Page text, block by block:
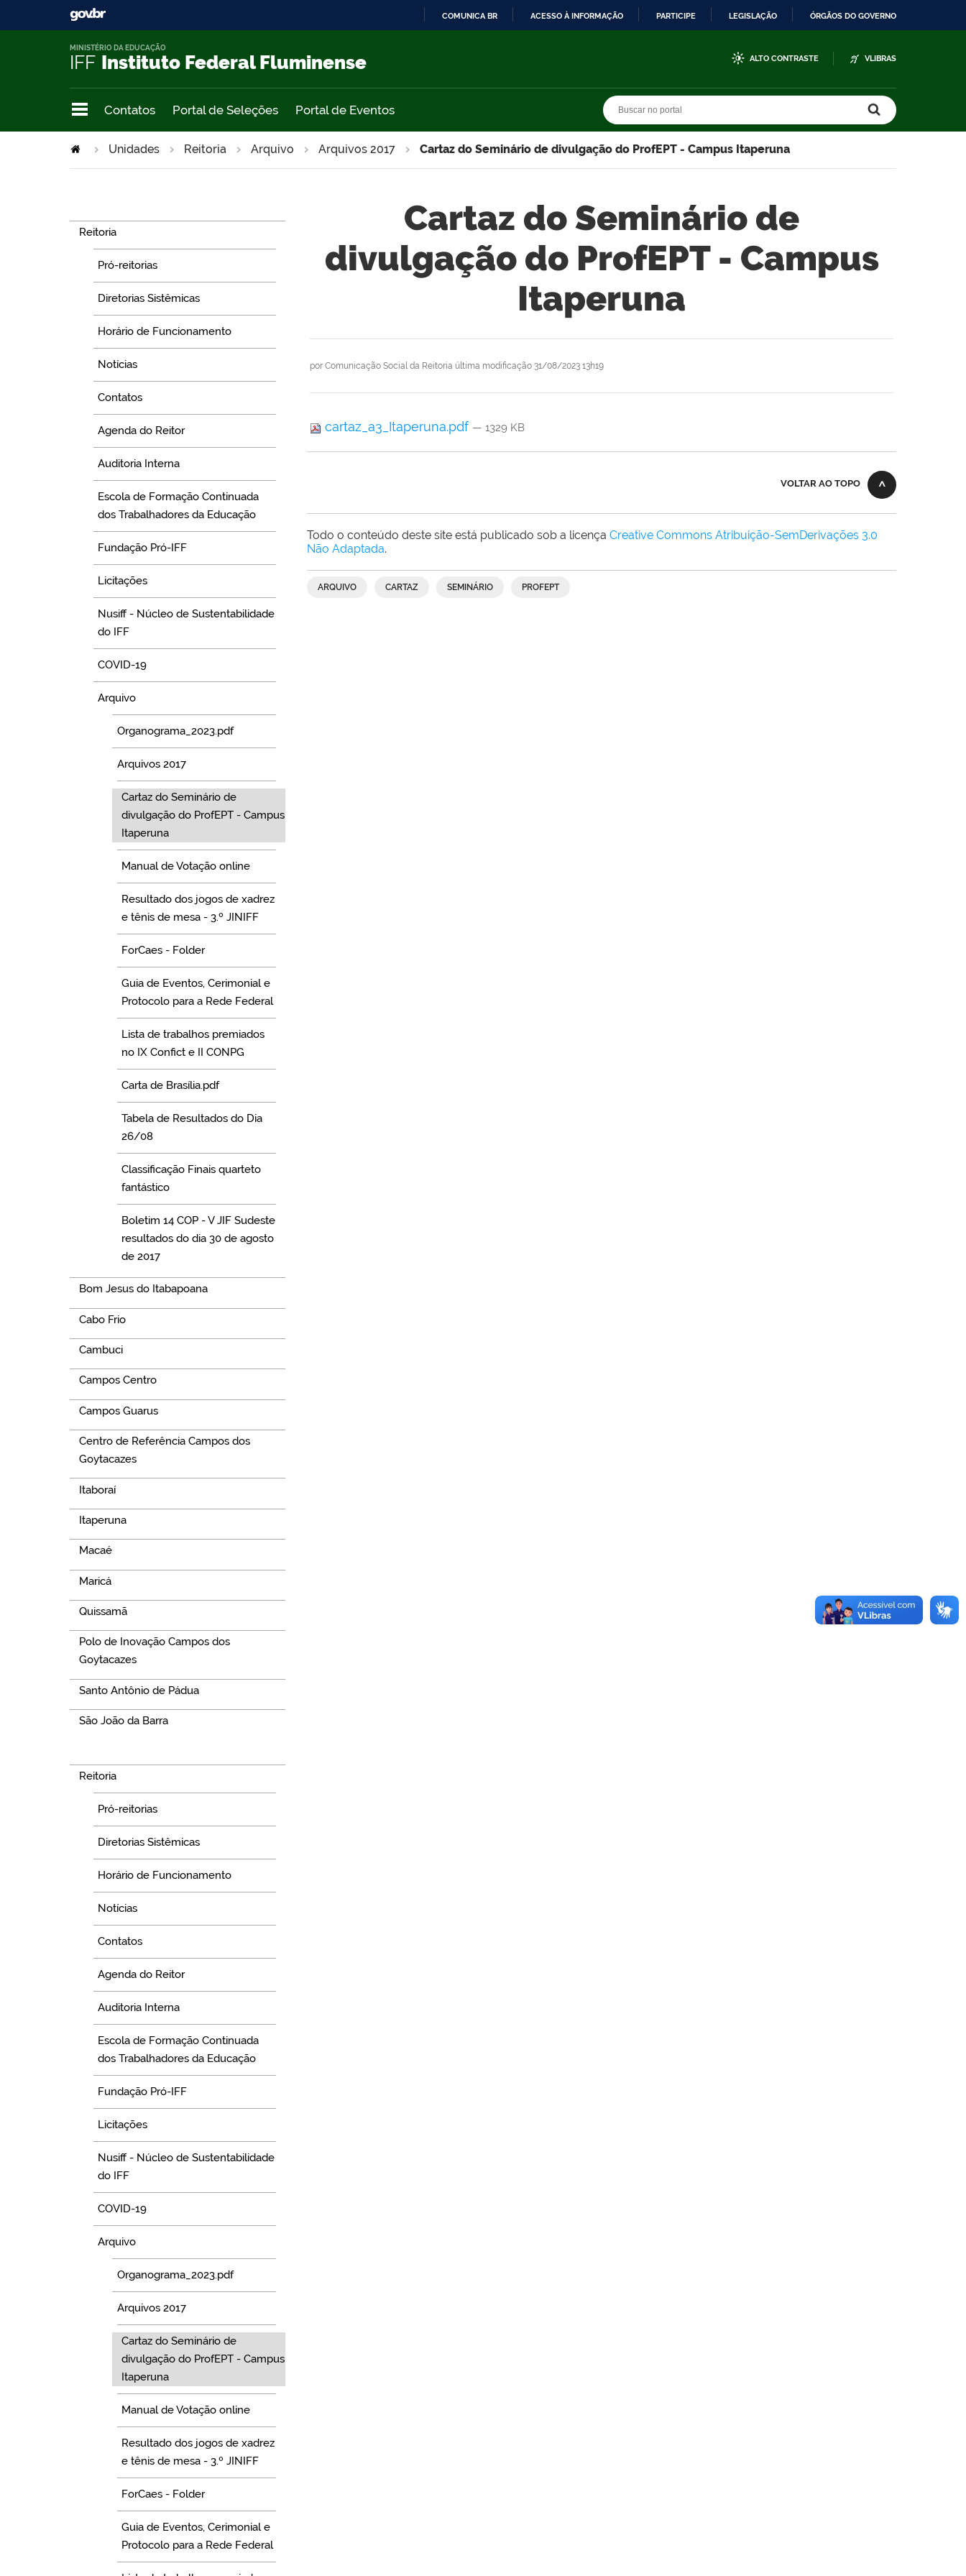
COMUNICA BR ACESSO À INFORMAÇÃO PARTICIPE LEGISLAÇÃO ÓRGÃOS DO GOVERNO
IFF Instituto Federal Fluminense
MINISTÉRIO DA EDUCAÇÃO
ALTO CONTRASTE VLIBRAS
Contatos Portal de Seleções Portal de Eventos
Unidades Reitoria Arquivo Arquivos 2017 Cartaz do Seminário de divulgação do ProfEPT - Campus Itaperuna
Reitoria
Pró-reitorias
Diretorias Sistêmicas
Horário de Funcionamento
Notícias
Contatos
Agenda do Reitor
Auditoria Interna
Escola de Formação Continuada
dos Trabalhadores da Educação
Fundação Pró-IFF
Licitações
Nusiff - Núcleo de Sustentabilidade
do IFF
COVID-19
Arquivo
Organograma_2023.pdf
Arquivos 2017
Cartaz do Seminário de
divulgação do ProfEPT - Campus
Itaperuna
Manual de Votação online
Resultado dos jogos de xadrez
e tênis de mesa - 3.º JINIFF
ForCaes - Folder
Guia de Eventos, Cerimonial e
Protocolo para a Rede Federal
Lista de trabalhos premiados
no IX Confict e II CONPG
Carta de Brasília.pdf
Tabela de Resultados do Dia
26/08
Classificação Finais quarteto
fantástico
Boletim 14 COP - V JIF Sudeste
resultados do dia 30 de agosto
de 2017
Bom Jesus do Itabapoana
Cabo Frio
Cambuci
Campos Centro
Campos Guarus
Centro de Referência Campos dos
Goytacazes
Itaboraí
Itaperuna
Macaé
Maricá
Quissamã
Polo de Inovação Campos dos
Goytacazes
Santo Antônio de Pádua
São João da Barra
Reitoria
Pró-reitorias
Diretorias Sistêmicas
Horário de Funcionamento
Notícias
Contatos
Agenda do Reitor
Auditoria Interna
Escola de Formação Continuada
dos Trabalhadores da Educação
Fundação Pró-IFF
Licitações
Nusiff - Núcleo de Sustentabilidade
do IFF
COVID-19
Arquivo
Organograma_2023.pdf
Arquivos 2017
Cartaz do Seminário de
divulgação do ProfEPT - Campus
Itaperuna
Manual de Votação online
Resultado dos jogos de xadrez
e tênis de mesa - 3.º JINIFF
ForCaes - Folder
Guia de Eventos, Cerimonial e
Protocolo para a Rede Federal
Cartaz do Seminário de
divulgação do ProfEPT - Campus
Itaperuna
por Comunicação Social da Reitoria última modificação 31/08/2023 13h19
cartaz_a3_Itaperuna.pdf — 1329 KB
VOLTAR AO TOPO
Todo o conteúdo deste site está publicado sob a licença Creative Commons Atribuição-SemDerivações 3.0
Não Adaptada.
ARQUIVO CARTAZ SEMINÁRIO PROFEPT